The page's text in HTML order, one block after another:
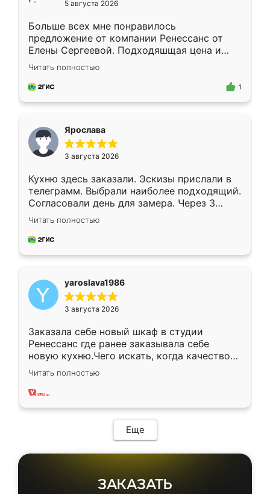
5 августа 2026
Больше всех мне понравилось
предложение от компании Ренессанс от
Елены Сергеевой. Подходяшщая цена и
короткие сроки изготовления. Приехавший
для замера сотрудник Владислав
предложил по моему эскизу самый
Читать полностью
1
Ярослава
3 августа 2026
Кухню здесь заказали. Эскизы прислали в
телеграмм. Выбрали наиболее подходящий.
Согласовали день для замера. Через 3
недели кухня была уже готова. Остались
довольны работой. Спасибо Ренессанс
мебель за качественную работу!
Читать полностью
yaroslava1986
3 августа 2026
Заказала себе новый шкаф в студии
Ренессанс где ранее заказывала себе
новую кухню.Чего искать, когда качеством
вполне довольна. Служит кухня уже почти
два года, нареканий нет.
Читать полностью
Еще
ЗАКАЗАТЬ